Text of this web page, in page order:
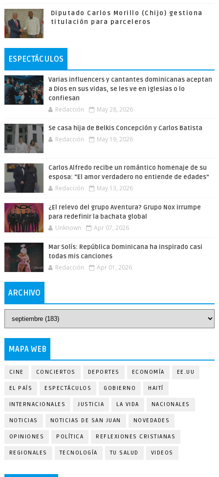
Diputado Carlos Morillo (Chijo) gestiona
titulación para parceleros
ESPECTÁCULOS
Varias influencers y cantantes dominicanas aceptan
a Dios en sus vidas, se les ve en iglesias o lo
confiesan
Redacción May 28, 2026
Se casa hija de Belkis Concepción y Carlos Batista
Redacción May 19, 2026
Carlos Alfredo recibe un romántico homenaje de su
esposa: “El amor verdadero no entiende de edades”
Redacción May 13, 2026
¿El relevo del grupo Aventura? Grupo Nox irrumpe
para redefinir la bachata global
Unknown Apr 07, 2026
Mar Solís: República Dominicana ha inspirado casi
todas mis canciones
Redacción Apr 01, 2026
ARCHIVO
MAPA WEB
CINE CONCIERTOS DEPORTES ECONOMÍA EE.UU
EL PAÍS ESPECTÁCULOS GOBIERNO HAITÍ
INTERNACIONALES JUSTICIA LA VIDA NACIONALES
NOTICIAS NOTICIAS DE SAN JUAN NOVEDADES
OPINIONES POLÍTICA REFLEXIONES CRISTIANAS
REGIONALES TECNOLOGÍA TU SALUD VIDEOS